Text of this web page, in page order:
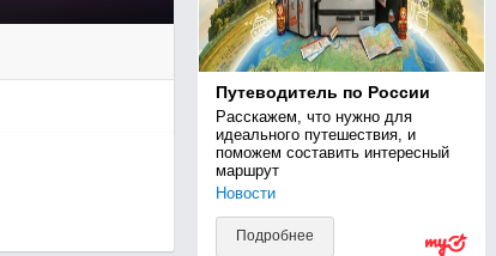
Путеводитель по России
Расскажем, что нужно для
идеального путешествия, и
поможем составить интересный
маршрут
Новости
Подробнее